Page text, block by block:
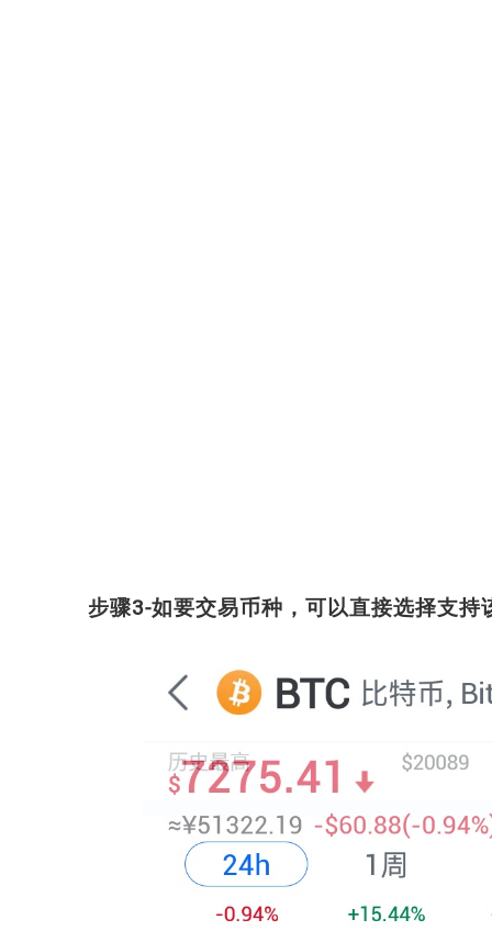
步骤3-如要交易币种，可以直接选择支持